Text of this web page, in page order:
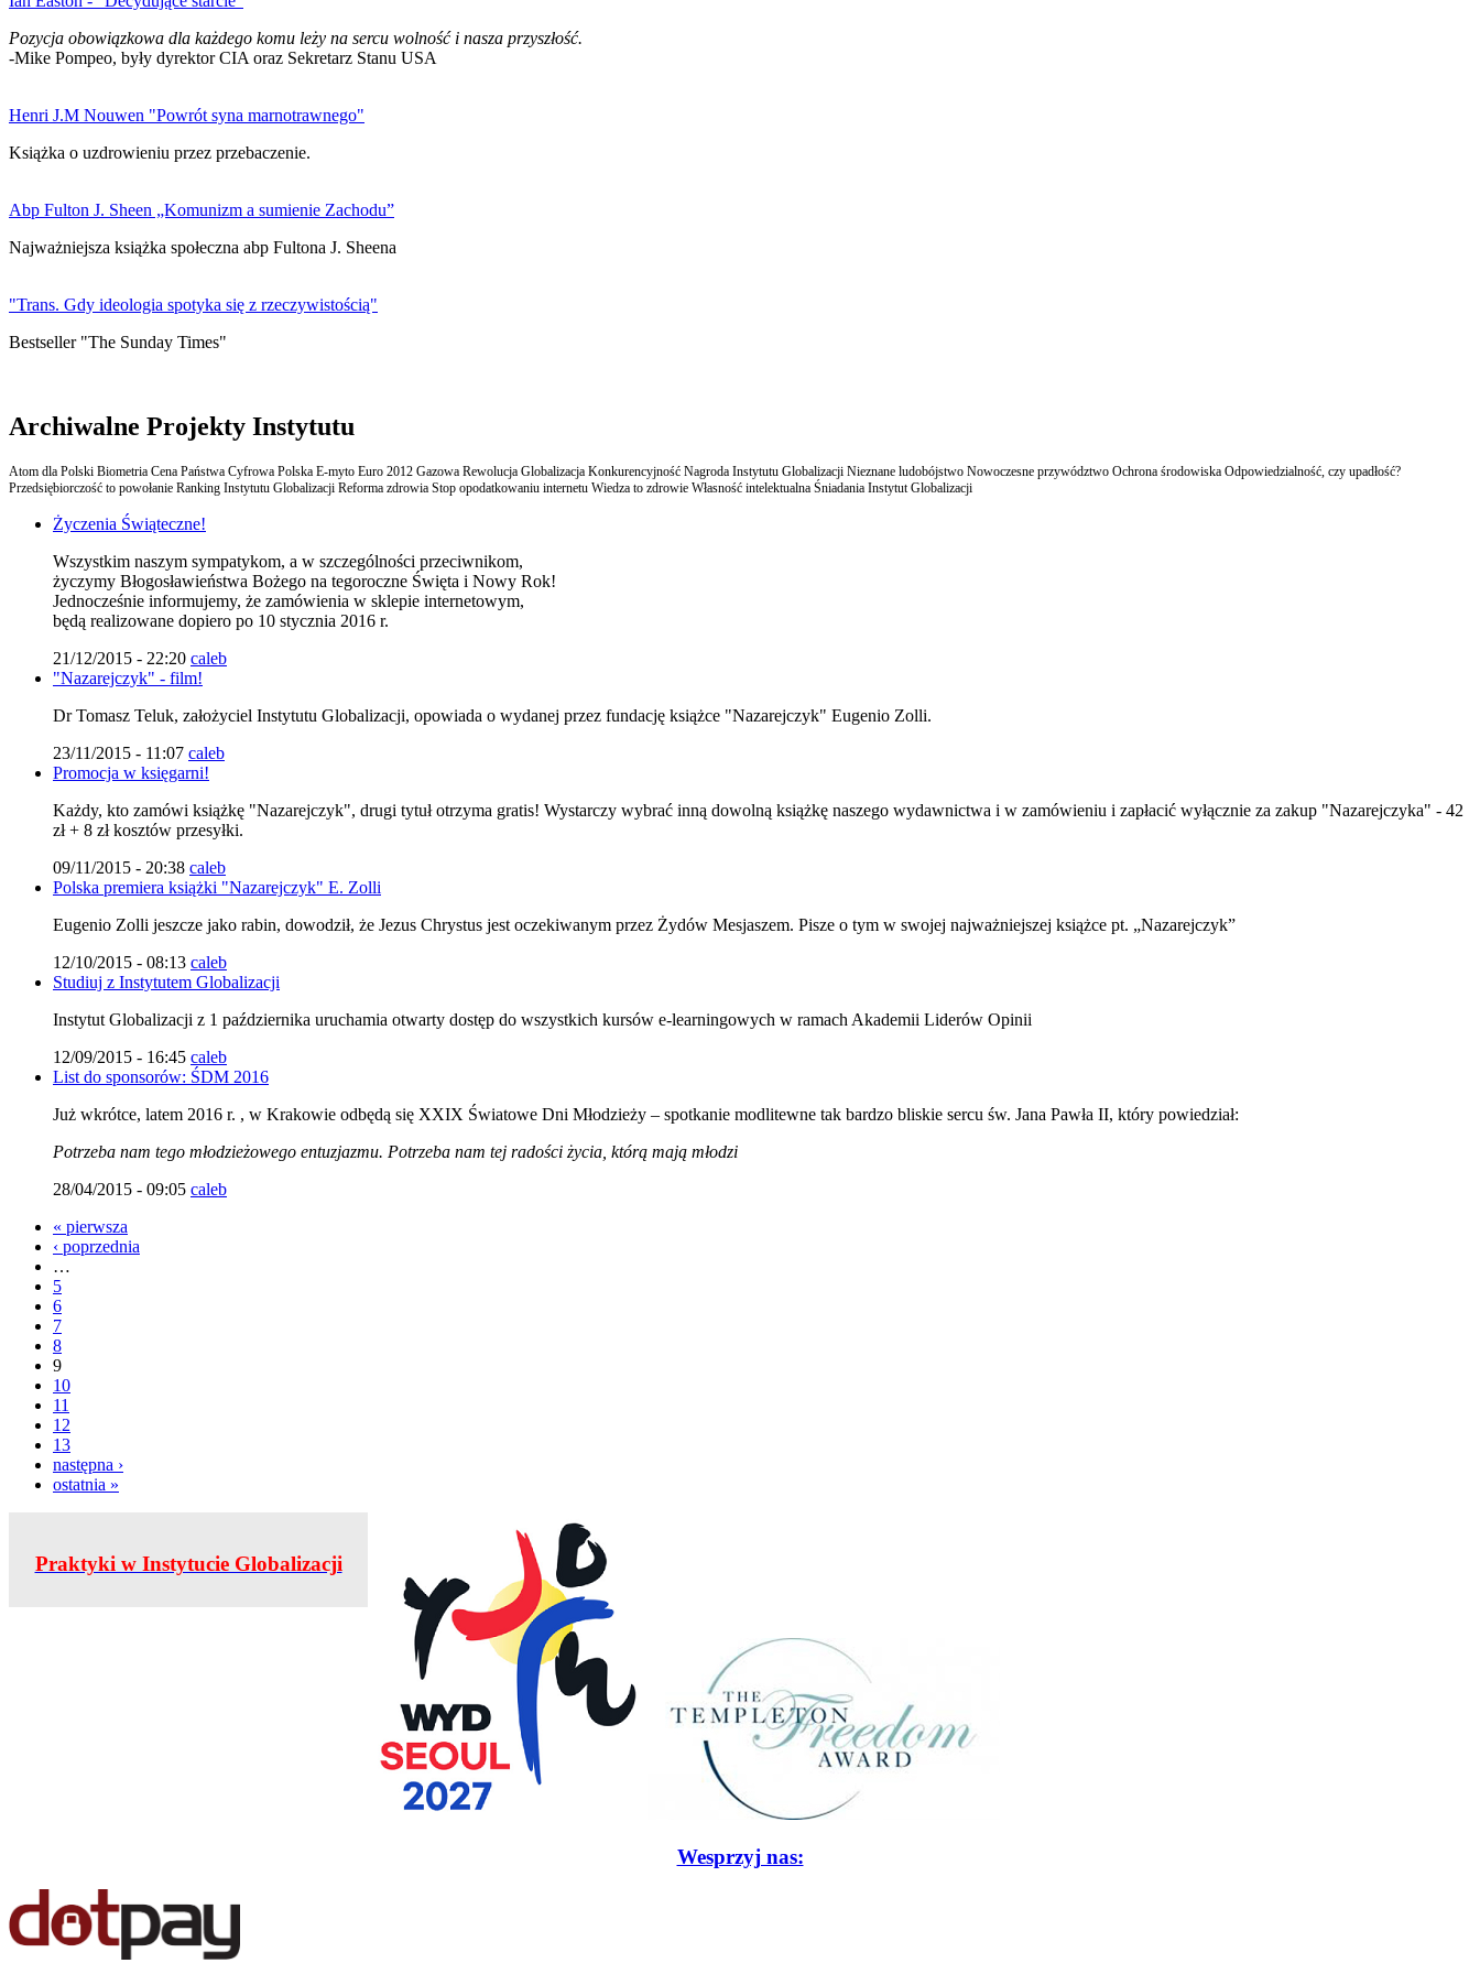
Pozycja obowiązkowa dla każdego komu leży na sercu wolność i nasza przyszłość.
-Mike Pompeo, były dyrektor CIA oraz Sekretarz Stanu USA
Henri J.M Nouwen "Powrót syna marnotrawnego"
Książka o uzdrowieniu przez przebaczenie.
Abp Fulton J. Sheen „Komunizm a sumienie Zachodu”
Najważniejsza książka społeczna abp Fultona J. Sheena
"Trans. Gdy ideologia spotyka się z rzeczywistością"
Bestseller "The Sunday Times"
Archiwalne Projekty Instytutu
Atom dla Polski Biometria Cena Państwa Cyfrowa Polska E-myto Euro 2012 Gazowa Rewolucja Globalizacja Konkurencyjność Nagroda Instytutu Globalizacji Nieznane ludobójstwo Nowoczesne przywództwo Ochrona środowiska Odpowiedzialność, czy upadłość?
Przedsiębiorczość to powołanie Ranking Instytutu Globalizacji Reforma zdrowia Stop opodatkowaniu internetu Wiedza to zdrowie Własność intelektualna Śniadania Instytut Globalizacji
Życzenia Świąteczne!
Wszystkim naszym sympatykom, a w szczególności przeciwnikom,
życzymy Błogosławieństwa Bożego na tegoroczne Święta i Nowy Rok!
Jednocześnie informujemy, że zamówienia w sklepie internetowym,
będą realizowane dopiero po 10 stycznia 2016 r.
21/12/2015 - 22:20 caleb
"Nazarejczyk" - film!
Dr Tomasz Teluk, założyciel Instytutu Globalizacji, opowiada o wydanej przez fundację książce "Nazarejczyk" Eugenio Zolli.
23/11/2015 - 11:07 caleb
Promocja w księgarni!
Każdy, kto zamówi książkę "Nazarejczyk", drugi tytuł otrzyma gratis! Wystarczy wybrać inną dowolną książkę naszego wydawnictwa i w zamówieniu i zapłacić wyłącznie za zakup "Nazarejczyka" - 42
zł + 8 zł kosztów przesyłki.
09/11/2015 - 20:38 caleb
Polska premiera książki "Nazarejczyk" E. Zolli
Eugenio Zolli jeszcze jako rabin, dowodził, że Jezus Chrystus jest oczekiwanym przez Żydów Mesjaszem. Pisze o tym w swojej najważniejszej książce pt. „Nazarejczyk”
12/10/2015 - 08:13 caleb
Studiuj z Instytutem Globalizacji
Instytut Globalizacji z 1 października uruchamia otwarty dostęp do wszystkich kursów e-learningowych w ramach Akademii Liderów Opinii
12/09/2015 - 16:45 caleb
List do sponsorów: ŚDM 2016
Już wkrótce, latem 2016 r. , w Krakowie odbędą się XXIX Światowe Dni Młodzieży – spotkanie modlitewne tak bardzo bliskie sercu św. Jana Pawła II, który powiedział:
Potrzeba nam tego młodzieżowego entuzjazmu. Potrzeba nam tej radości życia, którą mają młodzi
28/04/2015 - 09:05 caleb
« pierwsza
‹ poprzednia
…
5
6
7
8
9
10
11
12
13
następna ›
ostatnia »
Praktyki w Instytucie Globalizacji
Wesprzyj nas: